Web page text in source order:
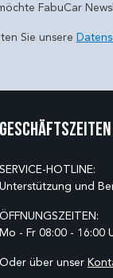
FabuCar
Sie unsere
SERVICE-HOTLINE:
Unterstützung und
ÖFFNUNGSZEITEN:
Mo - Fr 08:00 - 16:00
Oder über unser